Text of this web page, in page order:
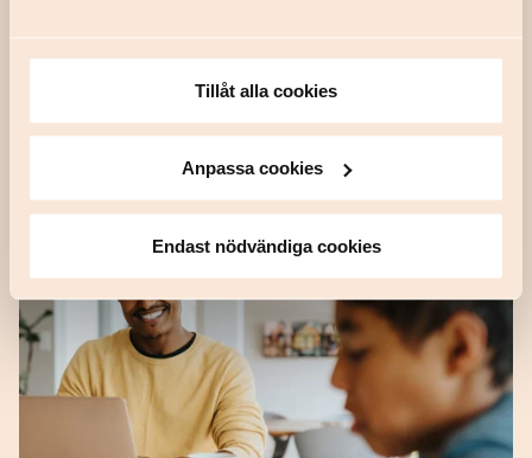
Tillåt alla cookies
Anpassa cookies
Endast nödvändiga cookies
hem- eller bilförsäkring och tänker att du nu kan sätta check
och plötsligt känns försä...